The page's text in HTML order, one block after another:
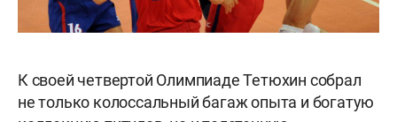
К своей четвертой Олимпиаде Тетюхин собрал
не только колоссальный багаж опыта и богатую